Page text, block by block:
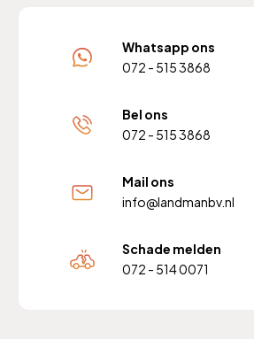
Whatsapp ons
072 - 515 3868
Bel ons
072 - 515 3868
Mail ons
info@landmanbv.nl
Schade melden
072 - 514 0071